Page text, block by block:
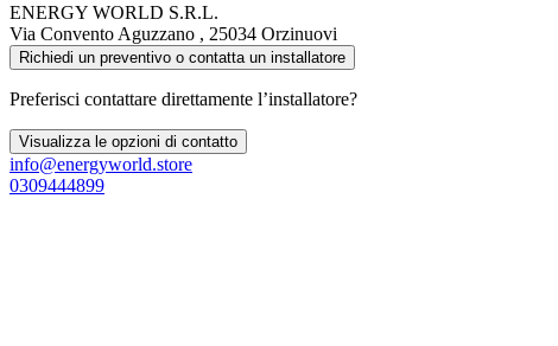
ENERGY WORLD S.R.L.
Via Convento Aguzzano , 25034 Orzinuovi
Richiedi un preventivo o contatta un installatore
Preferisci contattare direttamente l’installatore?
Visualizza le opzioni di contatto
info@energyworld.store
0309444899